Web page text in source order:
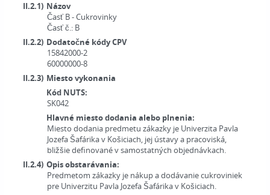
II.2.1) Názov
Časť B - Cukrovinky
Časť č.: B
II.2.2) Dodatočné kódy CPV
15842000-2
60000000-8
II.2.3) Miesto vykonania
Kód NUTS:
SK042
Hlavné miesto dodania alebo plnenia:
Miesto dodania predmetu zákazky je Univerzita Pavla
Jozefa Šafárika v Košiciach, jej ústavy a pracoviská,
bližšie definované v samostatných objednávkach.
II.2.4) Opis obstarávania:
Predmetom zákazky je nákup a dodávanie cukroviniek
pre Univerzitu Pavla Jozefa Šafárika v Košiciach.